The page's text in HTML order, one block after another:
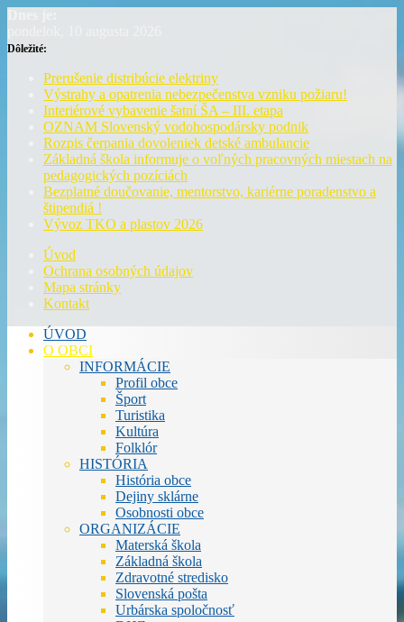
Dôležité:
Prerušenie distribúcie elektriny
Výstrahy a opatrenia nebezpečenstva vzniku požiaru!
Interiérové vybavenie šatní ŠA – III. etapa
OZNAM Slovenský vodohospodársky podnik
Rozpis čerpania dovoleniek detské ambulancie
Základná škola informuje o voľných pracovných miestach na
pedagogických pozíciách
Bezplatné doučovanie, mentorstvo, kariérne poradenstvo a
štipendiá !
Vývoz TKO a plastov 2026
Úvod
Ochrana osobných údajov
Mapa stránky
Kontakt
ÚVOD
O OBCI
INFORMÁCIE
Profil obce
Šport
Turistika
Kultúra
Folklór
HISTÓRIA
História obce
Dejiny sklárne
Osobnosti obce
ORGANIZÁCIE
Materská škola
Základná škola
Zdravotné stredisko
Slovenská pošta
Urbárska spoločnosť